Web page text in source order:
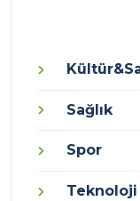
Sağlık
Spor
Teknoloji